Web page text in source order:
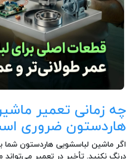
چه زمانی تعمیر
هاردستون ضروری
اگر ماشین لباسشویی هاردستون شما
درنگ نکنید. تأخیر در تعمیر